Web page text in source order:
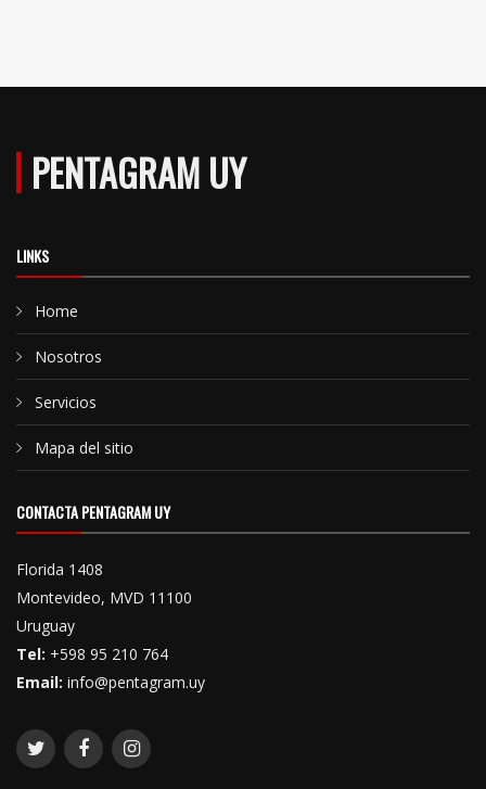
PENTAGRAM UY
LINKS
Home
Nosotros
Servicios
Mapa del sitio
CONTACTA PENTAGRAM UY
Florida 1408
Montevideo, MVD 11100
Uruguay
Tel: +598 95 210 764
Email: info@pentagram.uy